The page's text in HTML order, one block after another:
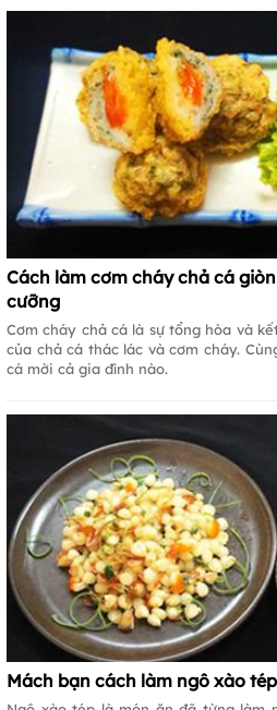
Cách làm cơm cháy chả cá
cưỡng
Cơm cháy chả cá là sự tổng hòa và
của chả cá thác lác và cơm cháy.
cá mời cả gia đình nào.
Mách bạn cách làm ngô xào